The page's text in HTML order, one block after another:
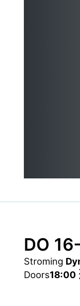
DO
Stroming
Doors18:00